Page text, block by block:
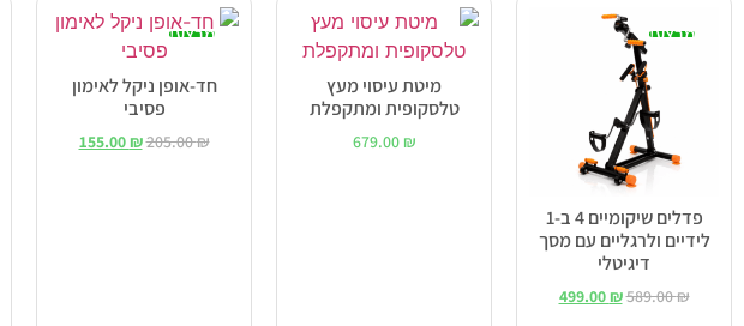
מבצע!
פדלים שיקומיים 4 ב-1
לידיים ולרגליים עם מסך
דיגיטלי
589.00₪
499.00₪
מיטת עיסוי מעץ
טלסקופית ומתקפלת
679.00 ₪
מבצע!
חד-אופן ניקל לאימון
פסיבי
205.00₪
155.00₪